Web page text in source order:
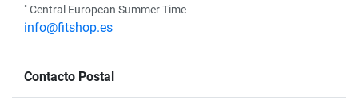
° Central European Summer Time
info@fitshop.es
Contacto Postal